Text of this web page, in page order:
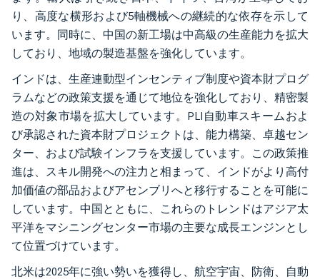
り、高度な横形および5軸機械への継続的な依存を示して
います。同時に、中国の新工場は中高級の生産能力を拡大
しており、地域の製造基盤を強化しています。
インドは、生産連動型インセンティブ制度や資本財プログ
ラムなどの政策支援を通じて地位を強化しており、精密製
造の対象市場を拡大しています。PLI自動車スキームおよ
び承認された資本財プロジェクトは、能力構築、卓越セン
ター、および試験インフラを支援しています。この政策推
進は、スキル開発への注力と相まって、インドがより高付
加価値の部品およびアセンブリへと移行することを可能に
しています。中国とともに、これらのトレンドはアジア太
平洋をマシニングセンター市場の主要な成長エンジンとし
て位置づけています。
北米は2025年に強い勢いを獲得し、航空宇宙、防衛、自動